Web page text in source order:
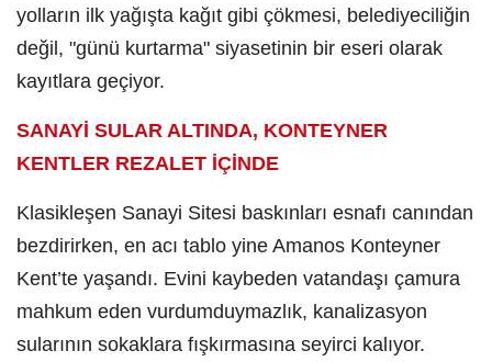
yolların ilk yağışta kağıt gibi çökmesi, belediyeciliğin
değil, "günü kurtarma" siyasetinin bir eseri olarak
kayıtlara geçiyor.
​SANAYİ SULAR ALTINDA, KONTEYNER
KENTLER REZALET İÇİNDE
​Klasikleşen Sanayi Sitesi baskınları esnafı canından
bezdirirken, en acı tablo yine Amanos Konteyner
Kent’te yaşandı. Evini kaybeden vatandaşı çamura
mahkum eden vurdumduymazlık, kanalizasyon
sularının sokaklara fışkırmasına seyirci kalıyor.